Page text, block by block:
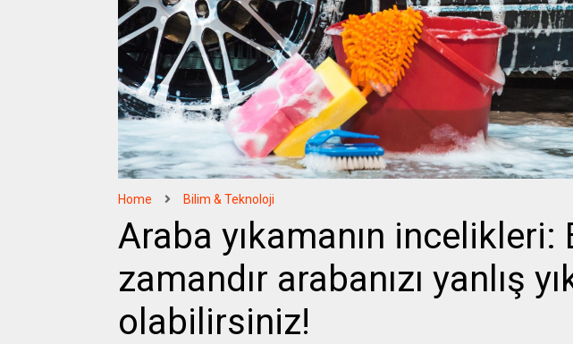
Home Bilim & Teknoloji
Araba yıkamanın incelikleri:
zamandır arabanızı yanlış
olabilirsiniz!